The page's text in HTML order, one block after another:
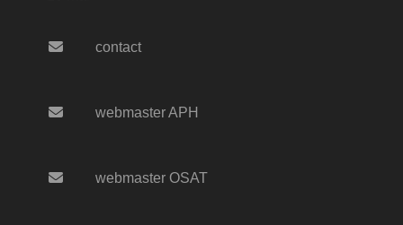
contact
webmaster APH
webmaster OSAT